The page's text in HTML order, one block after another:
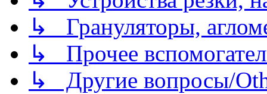
↳ Грануляторы,
↳ Прочее
↳ Другие вопросы/